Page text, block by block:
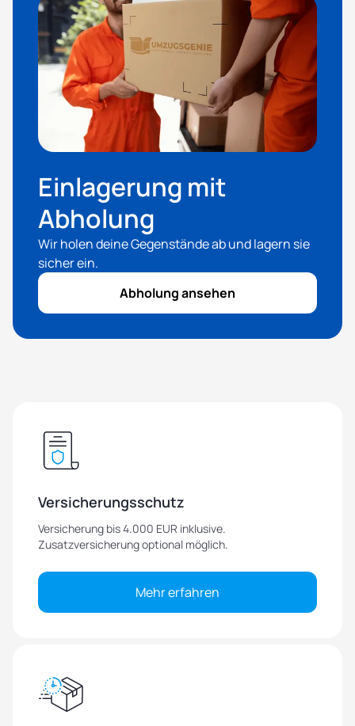
Einlagerung mit
Abholung
Wir holen deine Gegenstände ab und lagern sie
sicher ein.
Abholung ansehen
Versicherungsschutz
Versicherung bis 4.000 EUR inklusive.
Zusatzversicherung optional möglich.
Mehr erfahren